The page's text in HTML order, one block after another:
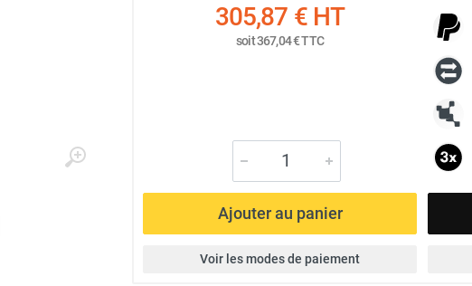
305,87 €HT
soit367,04 €TTC
Ajouter au panier
Voir les modes de paiement